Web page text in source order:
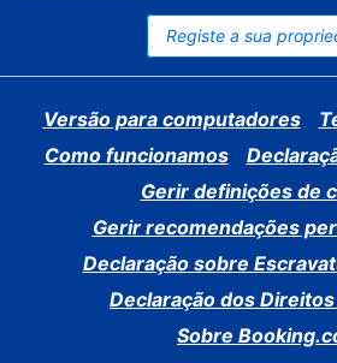
Registe a sua
Versão para computadores
Como funcionamos
Gerir definições de
Gerir recomendações
Declaração sobre
Declaração dos
Sobre